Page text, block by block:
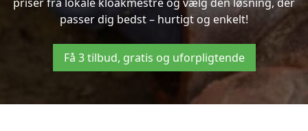
passer dig bedst – hurtigt og enkelt!
Få 3 tilbud, gratis og uforpligtende